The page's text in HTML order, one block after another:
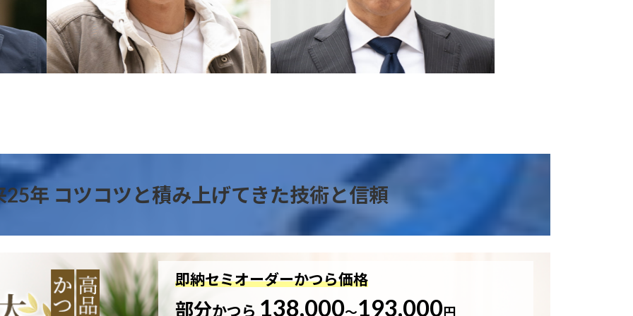
25年 コツコツと積み上げてきた技術と信頼
即納セミオーダーかつら価格
部分かつら 138,000～193,000円